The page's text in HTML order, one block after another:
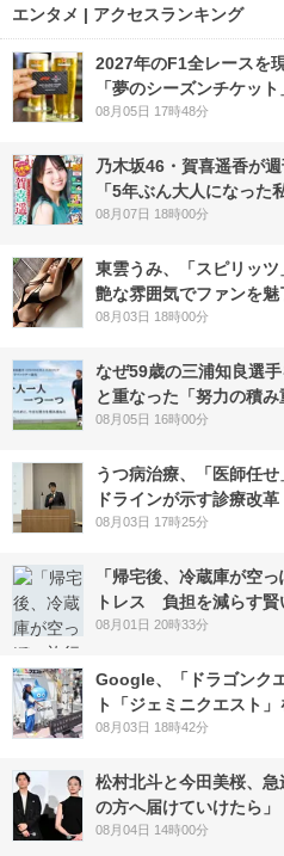
エンタメ | アクセスランキング
2027年のF1全レースを
「夢のシーズンチケッ
08月05日 17時48分
乃木坂46・賀喜遥香が
「5年ぶん大人になった
08月07日 18時00分
東雲うみ、「スピリッ
艶な雰囲気でファンを魅
08月03日 18時00分
なぜ59歳の三浦知良選
と重なった「努力の積み
08月05日 16時00分
うつ病治療、「医師任
ドラインが示す診療改革
08月03日 17時25分
「帰宅後、冷蔵庫が空
トレス 負担を減らす賢
08月01日 20時33分
Google、「ドラゴンク
ト「ジェミニクエスト
08月03日 18時42分
松村北斗と今田美桜、
の方へ届けていけたら」
08月04日 14時00分